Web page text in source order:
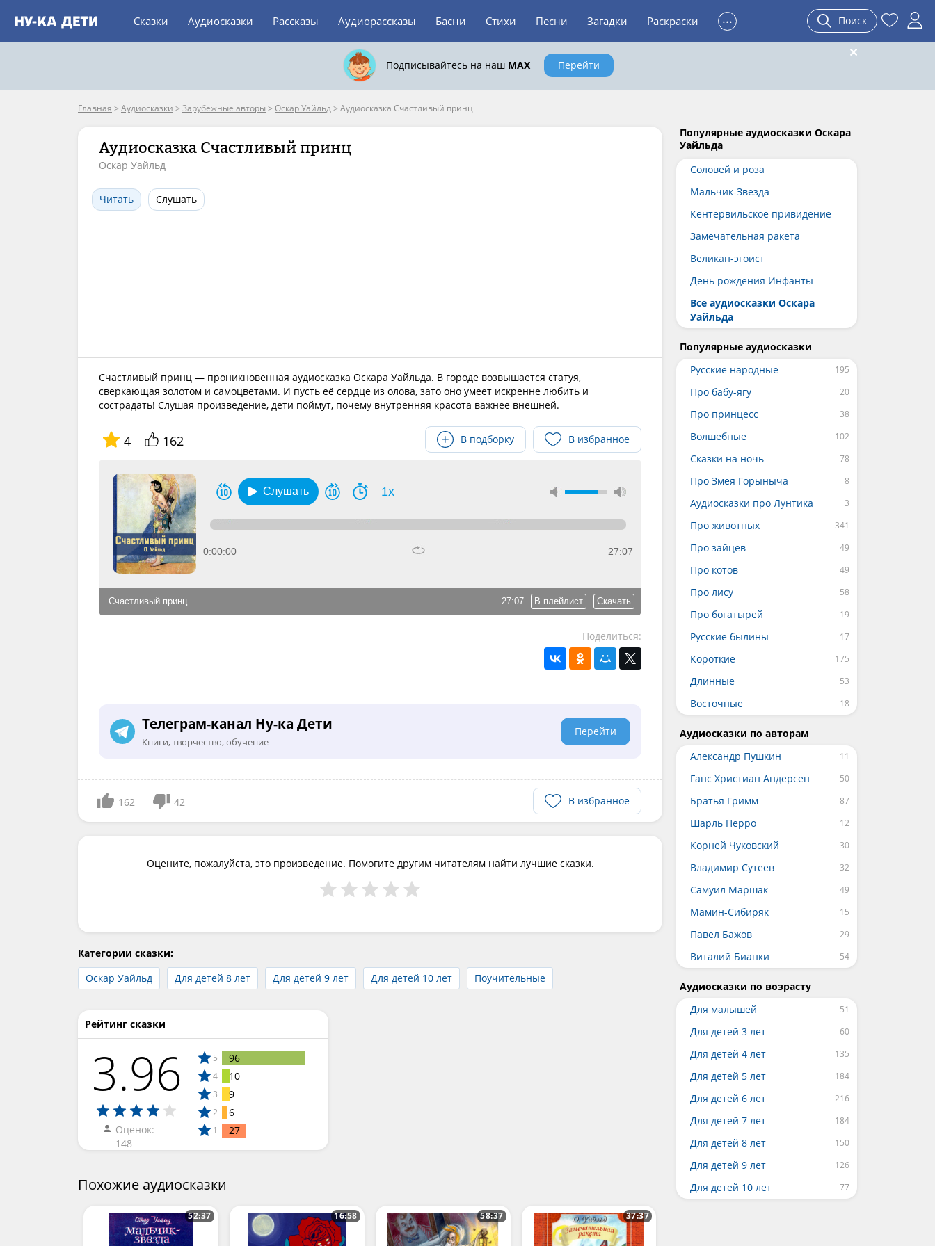
Сказки Аудиосказки Рассказы Аудиорассказы Басни Стихи Песни Загадки Раскраски ... Поиск
Подписывайтесь на наш MAX Перейти
Главная > Аудиосказки > Зарубежные авторы > Оскар Уайльд> Аудиосказка Счастливый принц
Аудиосказка Счастливый принц
Оскар Уайльд
Читать Слушать
Счастливый принц — проникновенная аудиосказка Оскара Уайльда. В городе возвышается статуя,
сверкающая золотом и самоцветами. И пусть её сердце из олова, зато оно умеет искренне любить и
сострадать! Слушая произведение, дети поймут, почему внутренняя красота важнее внешней.
4 162 В подборку В избранное
Слушать 1x
0:00:00 27:07
27:07 В плейлист Скачать
Счастливый принц
Поделиться:
Телеграм-канал Ну-ка Дети
Книги, творчество, обучение
Перейти
162 42 В избранное
Оцените, пожалуйста, это произведение. Помогите другим читателям найти лучшие сказки.
Категории сказки:
Оскар Уайльд
Для детей 8 лет Для детей 9 лет Для детей 10 лет Поучительные
Рейтинг сказки
3.96
Оценок:
148
5 96
4 10
3 9
2 6
1 27
Похожие аудиосказки
52:37 16:58 58:37 37:37
Популярные аудиосказки Оскара
Уайльда
Соловей и роза
Мальчик-Звезда
Кентервильское привидение
Замечательная ракета
Великан-эгоист
День рождения Инфанты
Все аудиосказки Оскара
Уайльда
Популярные аудиосказки
Русские народные
Про бабу-ягу
Про принцесс
Волшебные
Сказки на ночь
Про Змея Горыныча
Аудиосказки про Лунтика
Про животных
Про зайцев
Про котов
Про лису
Про богатырей
Русские былины
Короткие
Длинные
Восточные
Аудиосказки по авторам
Александр Пушкин
Ганс Христиан Андерсен
Братья Гримм
Шарль Перро
Корней Чуковский
Владимир Сутеев
Самуил Маршак
Мамин-Сибиряк
Павел Бажов
Виталий Бианки
Аудиосказки по возрасту
Для малышей
Для детей 3 лет
Для детей 4 лет
Для детей 5 лет
Для детей 6 лет
Для детей 7 лет
Для детей 8 лет
Для детей 9 лет
Для детей 10 лет